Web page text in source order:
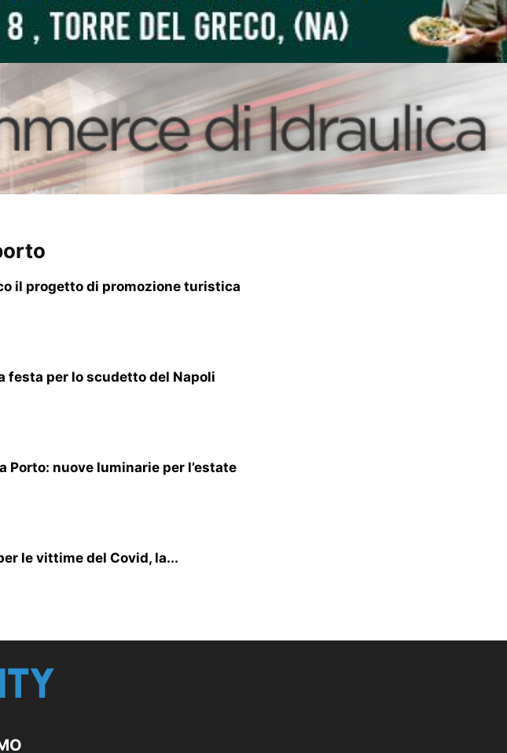
il progetto di promozione turistica
festa per lo scudetto del Napoli
Porto: nuove luminarie per l’estate
le vittime del Covid, la...